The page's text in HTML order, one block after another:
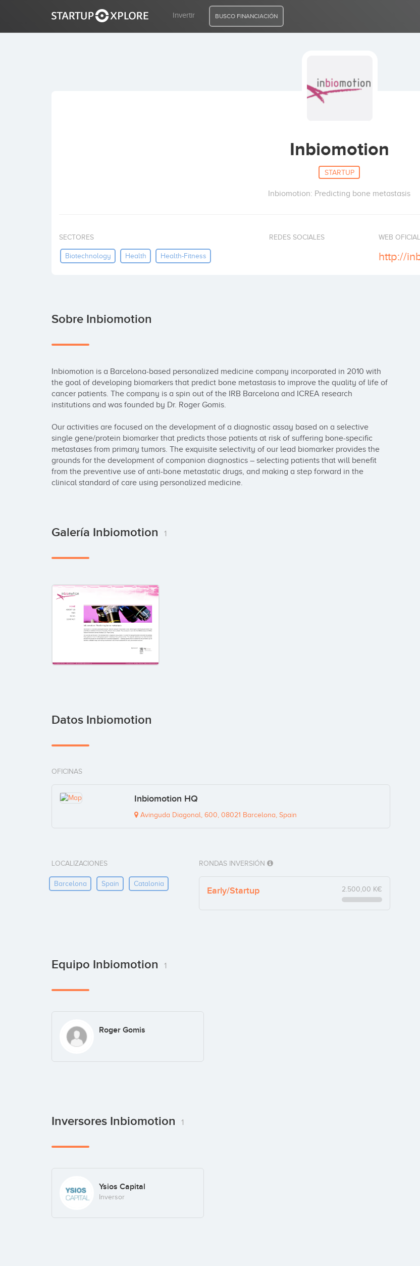
Invertir BUSCO FINANCIACIÓN
Inbiomotion
STARTUP
Inbiomotion: Predicting bone metastasis
SECTORES
Biotechnology Health Health-Fitness
REDES SOCIALES WEB OFICIAL
http://
Sobre Inbiomotion
Inbiomotion is a Barcelona-based personalized medicine company incorporated in 2010 with
the goal of developing biomarkers that predict bone metastasis to improve the quality of life of
cancer patients. The company is a spin out of the IRB Barcelona and ICREA research
institutions and was founded by Dr. Roger Gomis.
Our activities are focused on the development of a diagnostic assay based on a selective
single gene/protein biomarker that predicts those patients at risk of suffering bone-specific
metastases from primary tumors. The exquisite selectivity of our lead biomarker provides the
grounds for the development of companion diagnostics – selecting patients that will benefit
from the preventive use of anti-bone metastatic drugs, and making a step forward in the
clinical standard of care using personalized medicine.
Galería Inbiomotion 1
Datos Inbiomotion
OFICINAS
Inbiomotion HQ
Avinguda Diagonal, 600, 08021 Barcelona, Spain
LOCALIZACIONES
Barcelona Spain Catalonia
RONDAS INVERSIÓN
Early/Startup 2.500,00 K€
Equipo Inbiomotion 1
Roger Gomis
Inversores Inbiomotion 1
Ysios Capital
Inversor